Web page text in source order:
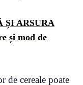
ȘI ARSURA
și mod de
cereale poate